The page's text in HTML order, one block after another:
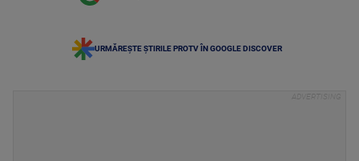
URMĂREȘTE ȘTIRILE PROTV ÎN GOOGLE DISCOVER